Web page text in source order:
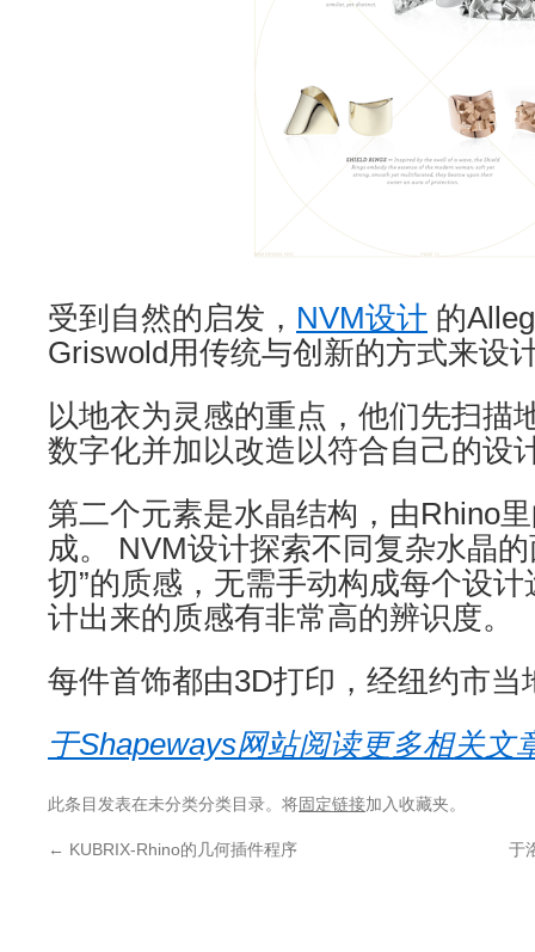
受到自然的启发， NVM设计 的
Griswold用传统与创新的方式来设
以地衣为灵感的重点，他们先扫描
数字化并加以改造以符合自己的设
第二个元素是水晶结构，由Rhino
成。 NVM设计探索不同复杂水晶
切”的质感，无需手动构成每个设
计出来的质感有非常高的辨识度。
每件首饰都由3D打印，经纽约市当
于Shapeways网站阅读更多相关
此条目发表在未分类分类目录。将固定链接加入收藏夹。
← KUBRIX-Rhino的几何插件程序 于